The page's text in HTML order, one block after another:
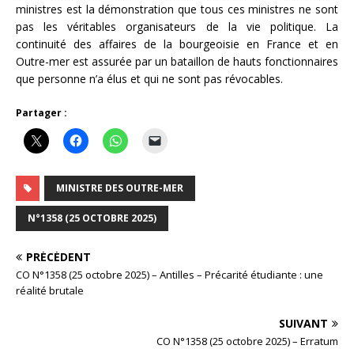
ministres est la démonstration que tous ces ministres ne sont
pas les véritables organisateurs de la vie politique. La
continuité des affaires de la bourgeoisie en France et en
Outre-mer est assurée par un bataillon de hauts fonctionnaires
que personne n’a élus et qui ne sont pas révocables.
Partager :
MINISTRE DES OUTRE-MER
N°1358 (25 OCTOBRE 2025)
PRÉCÉDENT
CO N°1358 (25 octobre 2025) – Antilles – Précarité étudiante : une
réalité brutale
SUIVANT
CO N°1358 (25 octobre 2025) – Erratum